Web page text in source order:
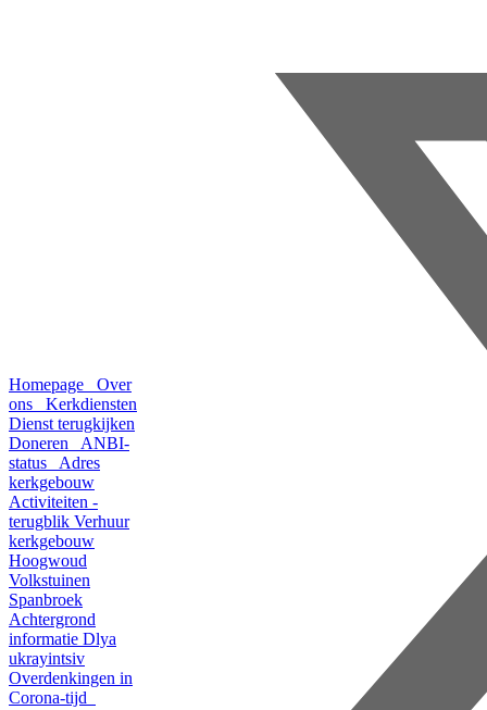
Homepage
Over
ons
Kerkdiensten
Dienst terugkijken
Doneren
ANBI-
status
Adres
kerkgebouw
Activiteiten -
terugblik Verhuur
kerkgebouw
Hoogwoud
Volkstuinen
Spanbroek
Achtergrond
informatie Dlya
ukrayintsiv
Overdenkingen in
Corona-tijd